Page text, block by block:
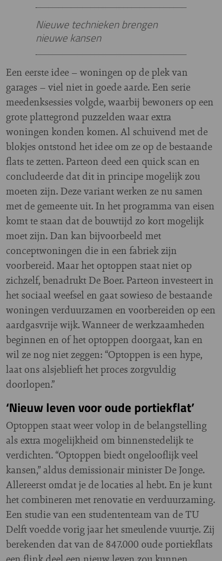
Nieuwe technieken brengen
nieuwe kansen
Een eerste idee – woningen op de plek van
garages – viel niet in goede aarde. Een serie
meedenksessies volgde, waarbij bewoners op een
grote plattegrond puzzelden waar extra
woningen konden komen. Al schuivend met de
blokjes ontstond het idee om ze op de bestaande
flats te zetten. Parteon deed een quick scan en
concludeerde dat dit in principe mogelijk zou
moeten zijn. Deze variant werken ze nu samen
met de gemeente uit. In het programma van eisen
komt te staan dat de bouwtijd zo kort mogelijk
moet zijn. Dan kan bijvoorbeeld met
conceptwoningen die in een fabriek zijn
voorbereid. Maar het optoppen staat niet op
zichzelf, benadrukt De Boer. Parteon investeert in
het sociaal weefsel en gaat sowieso de bestaande
woningen verduurzamen en voorbereiden op een
aardgasvrije wijk. Wanneer de werkzaamheden
beginnen en of het optoppen doorgaat, kan en
wil ze nog niet zeggen: “Optoppen is een hype,
laat ons alsjeblieft het proces zorgvuldig
doorlopen.”
‘Nieuw leven voor oude portiekflat’
Optoppen staat weer volop in de belangstelling
als extra mogelijkheid om binnenstedelijk te
verdichten. “Optoppen biedt ongelooflijk veel
kansen,” aldus demissionair minister De Jonge.
Allereerst omdat je de locaties al hebt. En je kunt
het combineren met renovatie en verduurzaming.
Een studie van een studententeam van de TU
Delft voedde vorig jaar het smeulende vuurtje. Zij
berekenden dat van de 847.000 oude portiekflats